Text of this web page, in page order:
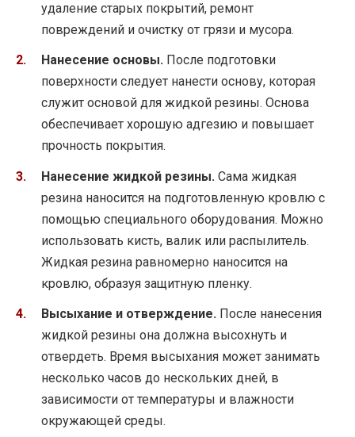
удаление старых покрытий, ремонт
повреждений и очистку от грязи и мусора.
Нанесение основы. После подготовки
поверхности следует нанести основу, которая
служит основой для жидкой резины. Основа
обеспечивает хорошую адгезию и повышает
прочность покрытия.
Нанесение жидкой резины. Сама жидкая
резина наносится на подготовленную кровлю с
помощью специального оборудования. Можно
использовать кисть, валик или распылитель.
Жидкая резина равномерно наносится на
кровлю, образуя защитную пленку.
Высыхание и отверждение. После нанесения
жидкой резины она должна высохнуть и
отвердеть. Время высыхания может занимать
несколько часов до нескольких дней, в
зависимости от температуры и влажности
окружающей среды.